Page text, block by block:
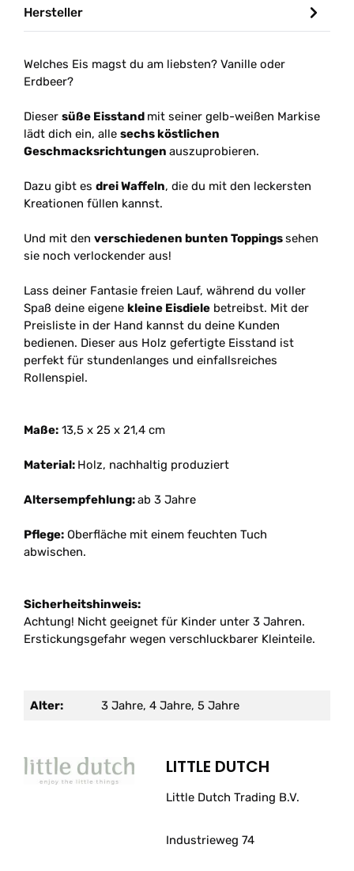
Hersteller
Welches Eis magst du am liebsten? Vanille oder
Erdbeer?
Dieser süße Eisstand mit seiner gelb-weißen Markise
lädt dich ein, alle sechs köstlichen
Geschmacksrichtungen auszuprobieren.
Dazu gibt es drei Waffeln, die du mit den leckersten
Kreationen füllen kannst.
Und mit den verschiedenen bunten Toppingssehen
sie noch verlockender aus!
Lass deiner Fantasie freien Lauf, während du voller
Spaß deine eigene kleine Eisdiele betreibst. Mit der
Preisliste in der Hand kannst du deine Kunden
bedienen. Dieser aus Holz gefertigte Eisstand ist
perfekt für stundenlanges und einfallsreiches
Rollenspiel.
Maße: 13,5 x 25 x 21,4 cm
Material: Holz, nachhaltig produziert
Altersempfehlung:ab 3 Jahre
Pflege: Oberfläche mit einem feuchten Tuch
abwischen.
Sicherheitshinweis:
Achtung! Nicht geeignet für Kinder unter 3 Jahren.
Erstickungsgefahr wegen verschluckbarer Kleinteile.
Alter: 3 Jahre, 4 Jahre, 5 Jahre
LITTLE DUTCH
Little Dutch Trading B.V.
Industrieweg 74